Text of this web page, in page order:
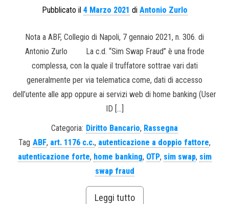
Pubblicato il 4 Marzo 2021 di Antonio Zurlo
Nota a ABF, Collegio di Napoli, 7 gennaio 2021, n. 306. di
Antonio Zurlo La c.d. “Sim Swap Fraud” è una frode
complessa, con la quale il truffatore sottrae vari dati
generalmente per via telematica come, dati di accesso
dell’utente alle app oppure ai servizi web di home banking (User
ID […]
Categoria: Diritto Bancario, Rassegna
Tag ABF, art. 1176 c.c., autenticazione a doppio fattore,
autenticazione forte, home banking, OTP, sim swap, sim
swap fraud
Leggi tutto